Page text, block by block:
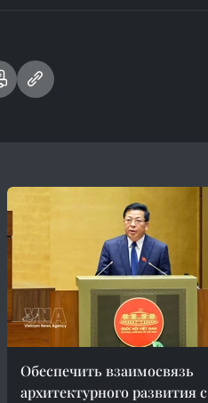
Обеспечить взаимосвязь
архитектурного развития с